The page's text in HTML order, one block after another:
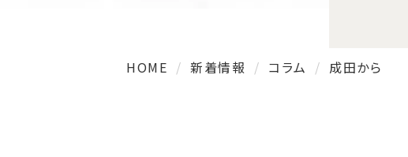
HOME 新着情報 コラム 成田から